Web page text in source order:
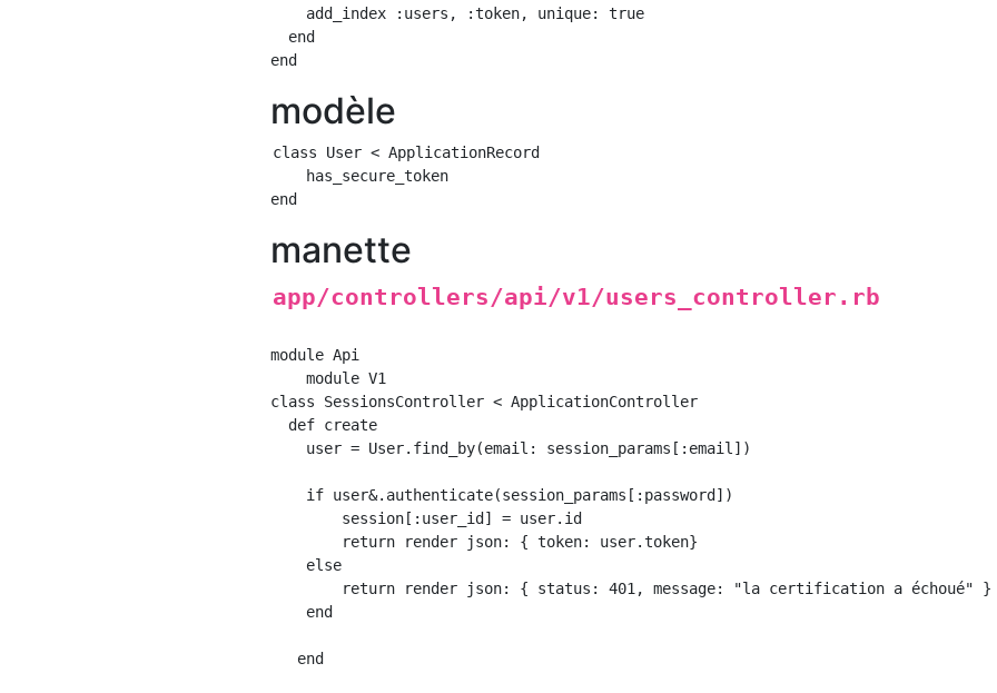
    add_index :users, :token, unique: true
  end
modèle
class User < ApplicationRecord
    has_secure_token
manette
app/controllers/api/v1/users_controller.rb
module Api
    module V1
class SessionsController < ApplicationController
  def create
    user = User.find_by(email: session_params[:email])
    if user&.authenticate(session_params[:password])
        session[:user_id] = user.id
        return render json: { token: user.token}
    else
return render json: { status: 401, message: "la certification a échoué"
    end
   end